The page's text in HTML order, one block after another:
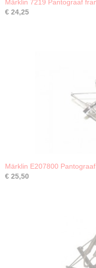
Märklin 7219 Pantograaf
€ 24,25
Märklin E207800
€ 25,50